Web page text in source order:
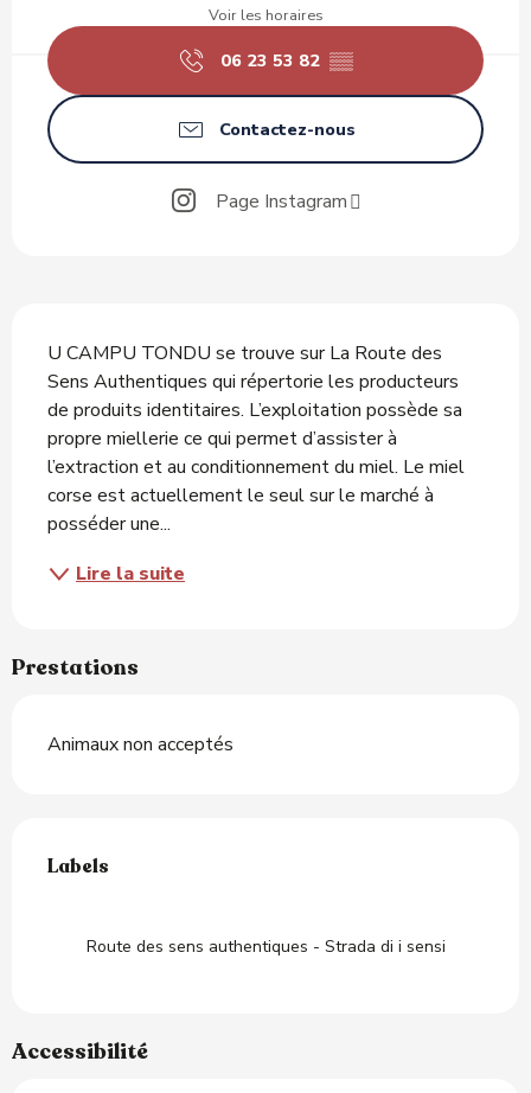
Voir les horaires
06 23 53 82 ▒▒
Contactez-nous
Page Instagram
U CAMPU TONDU se trouve sur La Route des
Sens Authentiques qui répertorie les producteurs
de produits identitaires. L’exploitation possède sa
propre miellerie ce qui permet d’assister à
l’extraction et au conditionnement du miel. Le miel
corse est actuellement le seul sur le marché à
posséder une...
Lire la suite
Prestations
Animaux non acceptés
Labels
Labels
Route des sens authentiques - Strada di i sensi
Accessibilité